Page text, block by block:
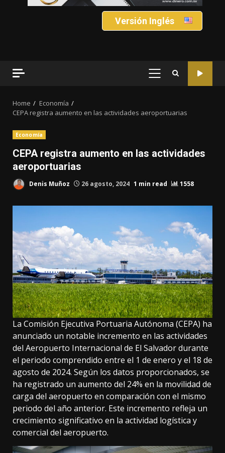
Versión Inglés
PRIMARY
Home
Economía
CEPA registra aumento en las actividades aeroportuarias
Economía
CEPA registra aumento en las actividades
aeroportuarias
Denis Muñoz 26 agosto, 2024 1 min read 1558
La Comisión Ejecutiva Portuaria Autónoma (CEPA) ha
anunciado un notable incremento en las actividades
del Aeropuerto Internacional de El Salvador durante
el periodo comprendido entre el 1 de enero y el 18 de
agosto de 2024. Según los datos proporcionados, se
ha registrado un aumento del 24% en la movilidad de
carga del aeropuerto en comparación con el mismo
periodo del año anterior. Este incremento refleja un
crecimiento significativo en la actividad logística y
comercial del aeropuerto.